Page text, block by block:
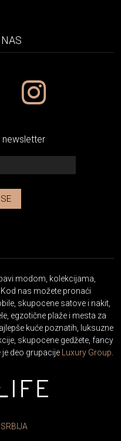
newsletter
modom, kolekcijama,
nas možete pronaći
skupocene satove i nakit,
egzotične plaže i mesta za
kuće poznatih, luksuzne
skupocene gedžete, fancy
je deo grupacije Luxury Group.
SRBIJA